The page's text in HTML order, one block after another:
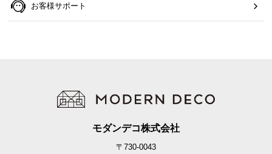
お客様サポート
モダンデコ株式会社
〒730-0043